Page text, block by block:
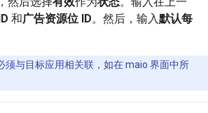
和广告资源位 ID。然后，输入默认每
须与目标应用相关联，如在 maio 界面中所